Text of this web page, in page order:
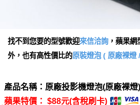
找不到您要的型號歡迎來信洽詢，蘋果網
外，也有高性價比的原裝燈泡 ( 原廠裸燈
產品名稱：原廠投影機燈泡(原廠裸
蘋果特價： $88元(含稅刷卡)